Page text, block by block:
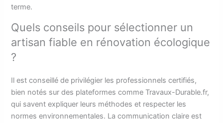
terme.
Quels conseils pour sélectionner un
artisan fiable en rénovation écologique
?
Il est conseillé de privilégier les professionnels certifiés,
bien notés sur des plateformes comme Travaux-Durable.fr,
qui savent expliquer leurs méthodes et respecter les
normes environnementales. La communication claire est